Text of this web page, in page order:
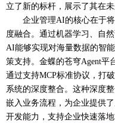
立了新的标杆，展示了其在
企业管理AI的核心在于
度融合。通过机器学习、自
AI能够实现对海量数据的智
策支持。金蝶的苍穹Agent平
通过支持MCP标准协议，打
系统的深度整合。这种深度
嵌入业务流程，为企业提供
开发能力，支持企业快速落